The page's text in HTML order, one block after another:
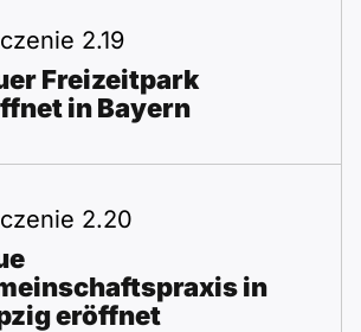
2.19
Freizeitpark
in Bayern
2.20
in
eröffnet